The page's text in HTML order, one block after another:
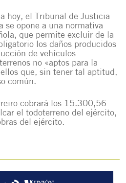
hoy, el Tribunal de Justicia
se opone a una normativa
que permite excluir de la
los daños producidos
de vehículos
no «aptos para la
que, sin tener tal aptitud,
común.
cobrará los 15.300,56
el todoterreno del ejército,
del ejército.